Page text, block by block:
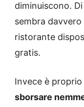
diminuiscono.
sembra
ristorante
gratis.
Invece è proprio
sborsare